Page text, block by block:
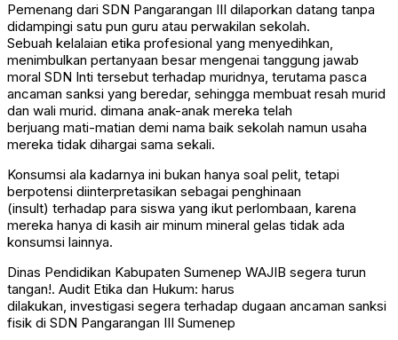
Pemenang dari SDN Pangarangan III dilaporkan datang tanpa
didampingi satu pun guru atau perwakilan sekolah.
Sebuah kelalaian etika profesional yang menyedihkan,
menimbulkan pertanyaan besar mengenai tanggung jawab
moral SDN Inti tersebut terhadap muridnya, terutama pasca
ancaman sanksi yang beredar, sehingga membuat resah murid
dan wali murid. dimana anak-anak mereka telah
berjuang mati-matian demi nama baik sekolah namun usaha
mereka tidak dihargai sama sekali.
Konsumsi ala kadarnya ini bukan hanya soal pelit, tetapi
berpotensi diinterpretasikan sebagai penghinaan
(insult) terhadap para siswa yang ikut perlombaan, karena
mereka hanya di kasih air minum mineral gelas tidak ada
konsumsi lainnya.
Dinas Pendidikan Kabupaten Sumenep WAJIB segera turun
tangan!. Audit Etika dan Hukum: harus
dilakukan, investigasi segera terhadap dugaan ancaman sanksi
fisik di SDN Pangarangan III Sumenep